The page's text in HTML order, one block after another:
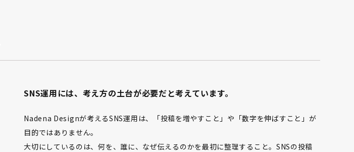
SNS運用には、考え方の土台が必要だと考えています。
Nadena Designが考えるSNS運用は、「投稿を増やすこと」や「数字を伸ばすこと」が
目的ではありません。
大切にしているのは、何を、誰に、なぜ伝えるのかを最初に整理すること。SNSの投稿